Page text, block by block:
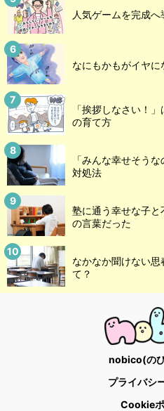
人気ゲームを完成
なにもかもがイヤ
「挨拶しなさい！
の育て方
「みんな幸せそう
対処法
塾に通う幸せな子
の言葉だった
なかなか聞けない
て？
nobico(の
プライバシ
Cookie